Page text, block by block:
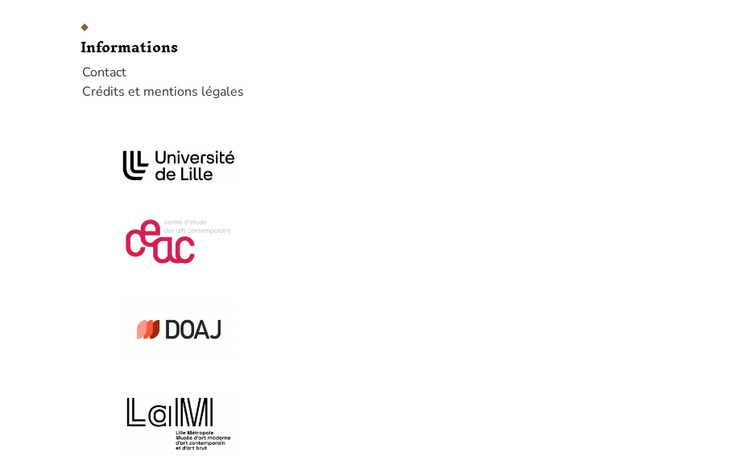
Informations
Contact
Crédits et mentions légales
Affiliations/partenaires